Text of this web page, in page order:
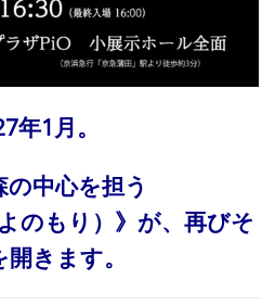
年1月。
中心を担う
のもり）》が、再びそ
きます。